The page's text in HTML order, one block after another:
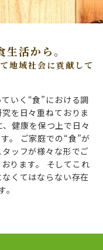
活から。
地域社会に貢献して
いく“食”における調
を日々重ねておりま
健康を保つ上で日々
。
ご家庭での“食”が
ッフが様々な形でご
ります。
そしてこれ
くてはならない存在